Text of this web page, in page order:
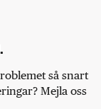
så snart
Mejla oss